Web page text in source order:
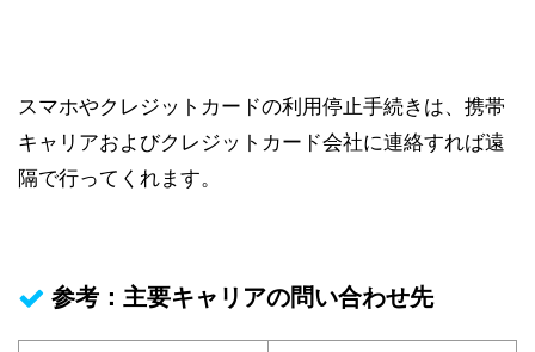
スマホやクレジットカードの利用停止手続きは、携帯
キャリアおよびクレジットカード会社に連絡すれば遠
隔で行ってくれます。
参考：主要キャリアの問い合わせ先